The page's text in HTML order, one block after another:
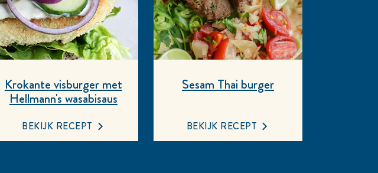
Krokante visburger met
Hellmann's wasabisaus
BEKIJK RECEPT
Sesam Thai burger
BEKIJK RECEPT